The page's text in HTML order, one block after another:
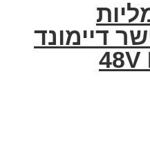
דיימונד
2016